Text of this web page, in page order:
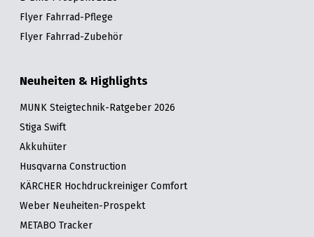
Flyer Fahrrad-Pflege
Flyer Fahrrad-Zubehör
Neuheiten & Highlights
MUNK Steigtechnik-Ratgeber 2026
Stiga Swift
Akkuhüter
Husqvarna Construction
KÄRCHER Hochdruckreiniger Comfort
Weber Neuheiten-Prospekt
METABO Tracker